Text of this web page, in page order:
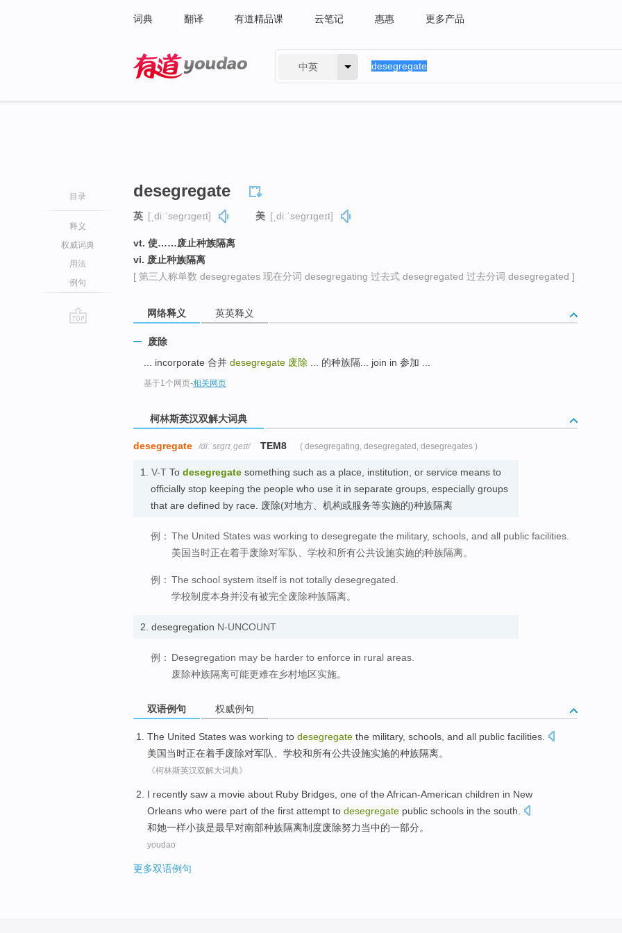
词典 翻译 有道精品课 云笔记 惠惠 更多产品
中英
目录
释义
权威词典
用法
例句
desegregate
英 [ˌdiːˈseɡrɪɡeɪt] 美 [ˌdiːˈseɡrɪɡeɪt]
vt. 使……废止种族隔离
vi. 废止种族隔离
[ 第三人称单数 desegregates 现在分词 desegregating 过去式 desegregated 过去分词 desegregated ]
网络释义 英英释义
废除
... incorporate 合并 desegregate 废除 ... 的种族隔... join in 参加 ...
基于1个网页-相关网页
柯林斯英汉双解大词典
desegregate /diːˈsɛɡrɪˌɡeɪt/ TEM8 ( desegregating, desegregated, desegregates )
1. V-T To desegregate something such as a place, institution, or service means to
officially stop keeping the people who use it in separate groups, especially groups
that are defined by race. 废除(对地方、机构或服务等实施的)种族隔离
例： The United States was working to desegregate the military, schools, and all public facilities.
美国当时正在着手废除对军队、学校和所有公共设施实施的种族隔离。
例： The school system itself is not totally desegregated.
学校制度本身并没有被完全废除种族隔离。
2. desegregation N-UNCOUNT
例： Desegregation may be harder to enforce in rural areas.
废除种族隔离可能更难在乡村地区实施。
双语例句 权威例句
The United States was working to desegregate the military, schools and all public facilities
美国当时正在着手废除对军队 学校和所有公共设施实施的种族隔离。
《柯林斯英汉双解大词典》
I recently saw a movie about Ruby Bridges, one of the African-American children in New
Orleans who were part of the first attempt to desegregate public schools in the south
和她一样小孩是最早对南部种族隔离制度废除努力当中的一部分。
youdao
更多双语例句